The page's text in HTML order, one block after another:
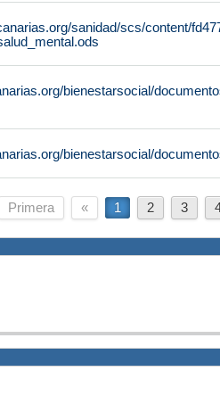
sanidad/scs/content/
bienestarsocial/
bienestarsocial/
Primera « 1 2 3